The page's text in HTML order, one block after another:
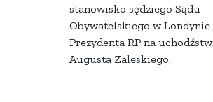
stanowisko sędziego Sądu
Obywatelskiego w Londynie
Prezydenta RP na
Augusta Zaleskiego.